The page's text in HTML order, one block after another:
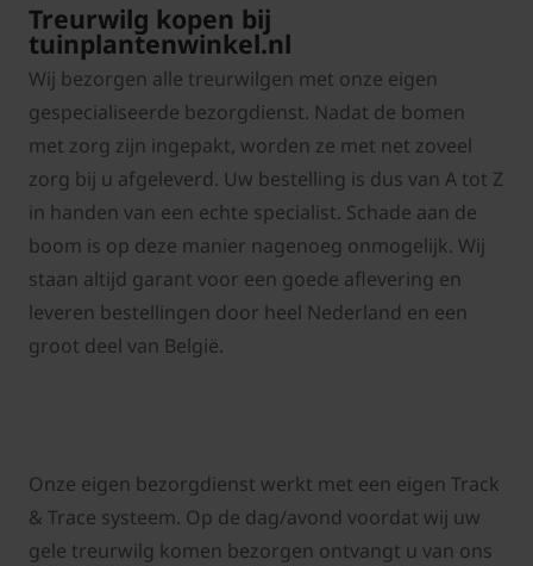
Treurwilg kopen bij
tuinplantenwinkel.nl
Wij bezorgen alle treurwilgen met onze eigen
gespecialiseerde bezorgdienst. Nadat de bomen
met zorg zijn ingepakt, worden ze met net zoveel
zorg bij u afgeleverd. Uw bestelling is dus van A tot Z
in handen van een echte specialist. Schade aan de
boom is op deze manier nagenoeg onmogelijk. Wij
staan altijd garant voor een goede aflevering en
leveren bestellingen door heel Nederland en een
groot deel van België.
Onze eigen bezorgdienst werkt met een eigen Track
& Trace systeem. Op de dag/avond voordat wij uw
gele treurwilg komen bezorgen ontvangt u van ons